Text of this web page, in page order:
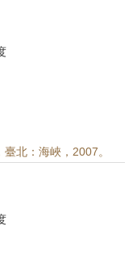
北：海峽，2007。